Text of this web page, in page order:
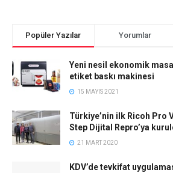
Popüler Yazılar Yorumlar
Yeni nesil ekonomik
etiket baskı makinesi
15 MAYIS 2021
Türkiye’nin ilk Ricoh Pro
Step Dijital Repro’ya
21 MART 2020
KDV’de tevkifat